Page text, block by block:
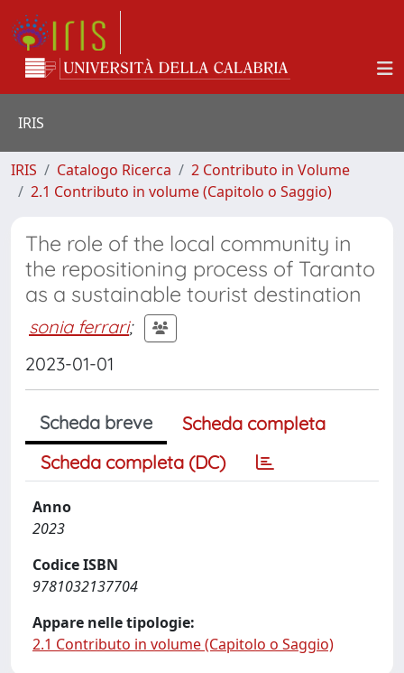
IRIS
IRIS Catalogo Ricerca
2 Contributo in Volume
2.1 Contributo in volume (Capitolo o Saggio)
The role of the local community in
the repositioning process of Taranto
as a sustainable tourist destination
sonia ferrari;
2023-01-01
Scheda breve
Scheda completa
Scheda completa (DC)
Anno
2023
Codice ISBN
9781032137704
Appare nelle tipologie:
2.1 Contributo in volume (Capitolo o Saggio)